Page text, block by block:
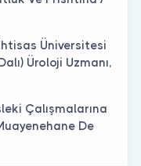
Üni̇versi̇tesi̇
Üroloji̇ Uzmanı,
Çalışmalarına
De